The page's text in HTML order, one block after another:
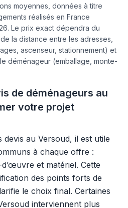
moyennes, données à titre
réalisés en France
Le prix exact dépendra du
la distance entre les adresses,
ascenseur, stationnement) et
déménageur (emballage, monte-
de déménageurs au
votre projet
au Versoud, il est utile
à chaque offre :
et matériel. Cette
des points forts de
le choix final. Certaines
interviennent plus